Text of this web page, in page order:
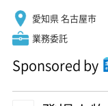
愛知県 名古屋市
業務委託
Sponsored by